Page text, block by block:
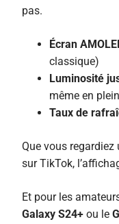
pas.
Écran
classique)
Luminosité
même en
Taux de
Que vous
sur TikTok,
Et pour les
Galaxy S24+ ou le